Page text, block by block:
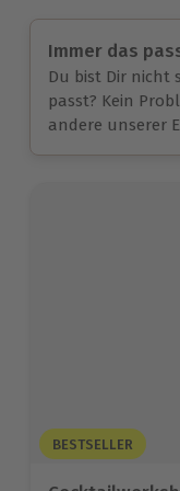
Immer das
Du bist Dir nicht
passt? Kein
andere unserer
BESTSELLER